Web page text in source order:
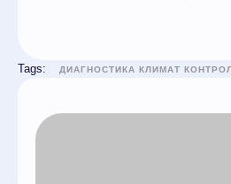
Tags: ДИАГНОСТИКА КЛИМАТ